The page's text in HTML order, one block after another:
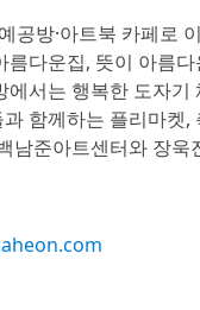
공방·아트북 카페
다운집, 뜻이 아름
서는 행복한 도자
함께하는 플리마
남준아트센터와 장